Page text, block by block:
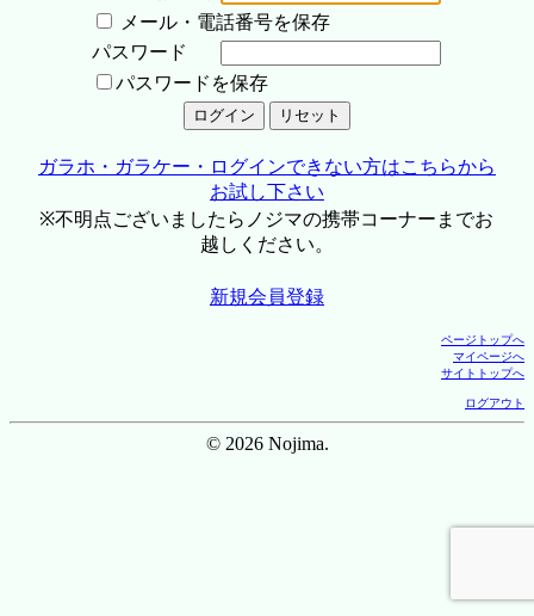
メール・電話番号を保存
パスワード
パスワードを保存
ガラホ・ガラケー・ログインできない方はこちらから
お試し下さい
※不明点ございましたらノジマの携帯コーナーまでお
越しください。
新規会員登録
ページトップへ
マイページへ
サイトトップへ
ログアウト
© 2026 Nojima.